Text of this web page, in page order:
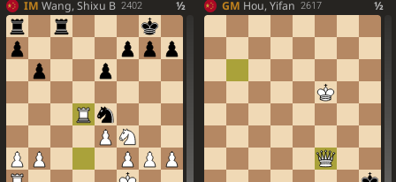
IM Wang, Shixu B 2402 ½ GM Hou, Yifan 2617 ½